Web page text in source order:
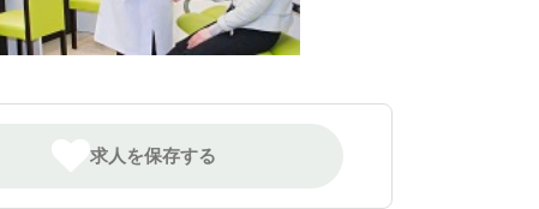
求人を保存する